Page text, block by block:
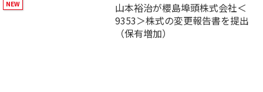
山本裕治が櫻島埠頭株式会社＜
9353＞株式の変更報告書を提出
（保有増加）